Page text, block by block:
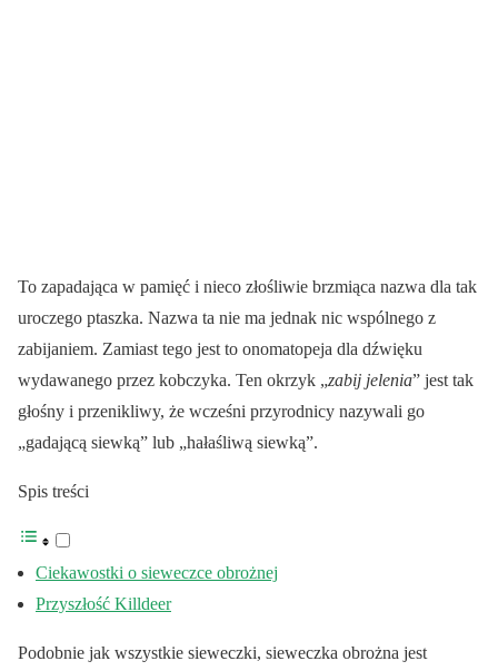
To zapadająca w pamięć i nieco złośliwie brzmiąca nazwa dla tak
uroczego ptaszka. Nazwa ta nie ma jednak nic wspólnego z
zabijaniem. Zamiast tego jest to onomatopeja dla dźwięku
wydawanego przez kobczyka. Ten okrzyk „zabij jelenia” jest tak
głośny i przenikliwy, że wcześni przyrodnicy nazywali go
„gadającą siewką” lub „hałaśliwą siewką”.
Spis treści
Ciekawostki o sieweczce obrożnej
Przyszłość Killdeer
Podobnie jak wszystkie sieweczki, sieweczka obrożna jest